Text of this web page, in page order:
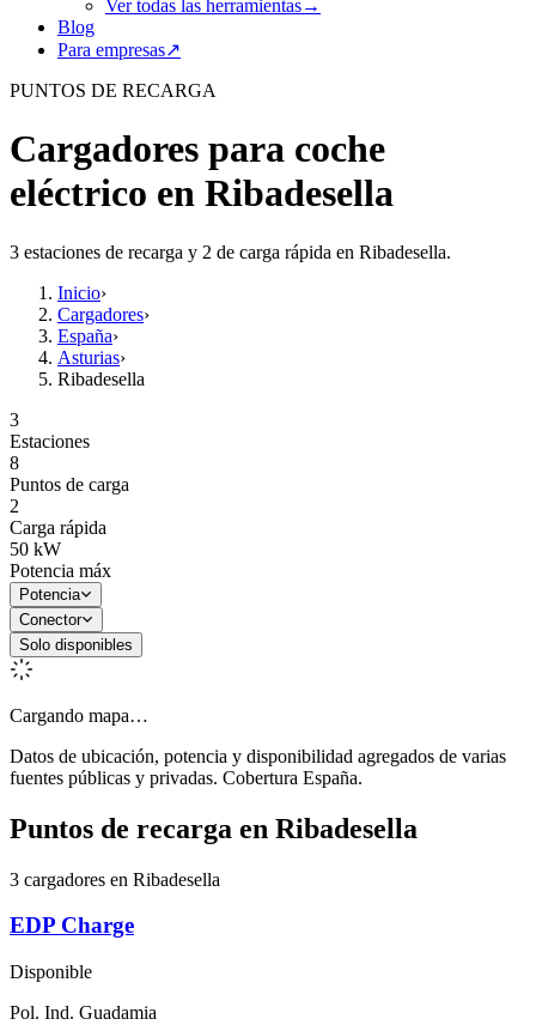
Ver todas las herramientas→
Blog
Para empresas↗
PUNTOS DE RECARGA
Cargadores para coche
eléctrico en Ribadesella
3 estaciones de recarga y 2 de carga rápida en Ribadesella.
Inicio›
Cargadores›
España›
Asturias›
Ribadesella
3
Estaciones
8
Puntos de carga
2
Carga rápida
50 kW
Potencia máx
Potencia
Conector
Solo disponibles
Cargando mapa…
Datos de ubicación, potencia y disponibilidad agregados de varias
fuentes públicas y privadas. Cobertura España.
Puntos de recarga en Ribadesella
3 cargadores en Ribadesella
EDP Charge
Disponible
Pol. Ind. Guadamia